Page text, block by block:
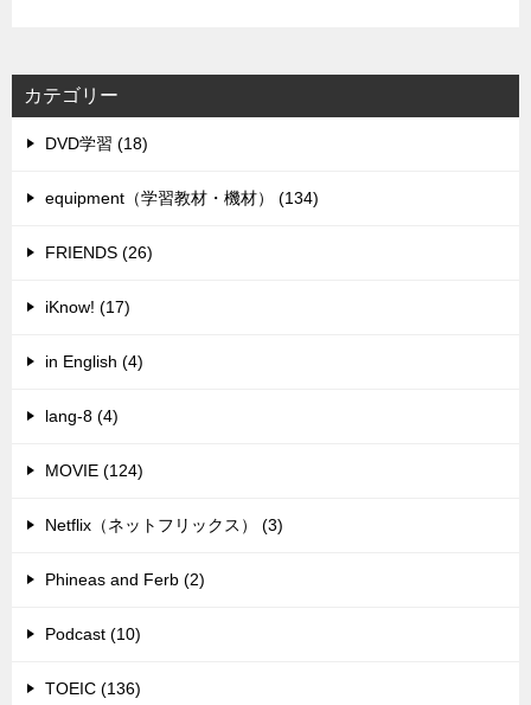
カテゴリー
DVD学習 (18)
equipment（学習教材・機材） (134)
FRIENDS (26)
iKnow! (17)
in English (4)
lang-8 (4)
MOVIE (124)
Netflix（ネットフリックス） (3)
Phineas and Ferb (2)
Podcast (10)
TOEIC (136)